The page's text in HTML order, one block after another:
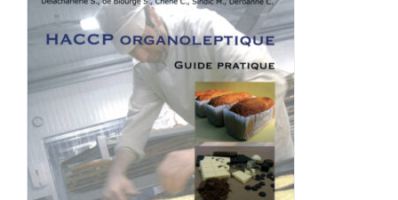
Achat en ligne
Panier WooCommerce